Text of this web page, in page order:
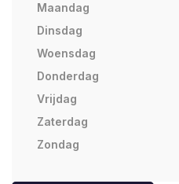
Maandag
Dinsdag
Woensdag
Donderdag
Vrijdag
Zaterdag
Zondag